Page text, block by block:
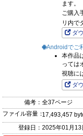
ます。
ご購入
リ内で
ダ
Androidでご
本作品
っては
視聴に
ダ
備考： 全37ページ
ファイル容量：17,493,457
登録日： 2025年01月13